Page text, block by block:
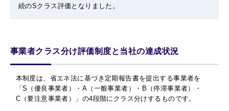
続のSクラス評価となりました。
事業者クラス分け評価制度と当社の達成状況
本制度は、省エネ法に基づき定期報告書を提出する事業者を
「 S （優良事業者）・ A （一般事業者）・ B （停滞事業者）・
C（要注意事業者）」の4段階にクラス分けするものです。